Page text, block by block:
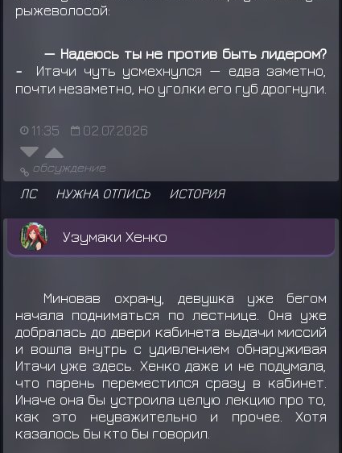
рыжеволосой:
— Надеюсь ты не против быть лидером?
- Итачи чуть усмехнулся — едва заметно,
почти незаметно, но уголки его губ дрогнули.
11:35 02.07.2026
обсуждение
ЛС НУЖНА ОТПИСЬ ИСТОРИЯ
Узумаки Хенко
Миновав охрану, девушка уже бегом
начала подниматься по лестнице. Она уже
добралась до двери кабинета выдачи миссий
и вошла внутрь с удивлением обнаруживая
Итачи уже здесь. Хенко даже и не подумала,
что парень переместился сразу в кабинет.
Иначе она бы устроила целую лекцию про то,
как это неуважительно и прочее. Хотя
казалось бы кто бы говорил.